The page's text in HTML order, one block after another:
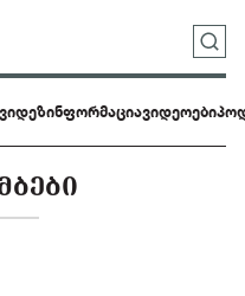
დეზინფორმაციავიდეოები